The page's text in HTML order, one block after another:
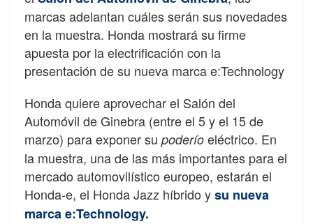
marcas adelantan cuáles serán sus novedades
en la muestra. Honda mostrará su firme
apuesta por la electrificación con la
presentación de su nueva marca e:Technology
Honda quiere aprovechar el Salón del
Automóvil de Ginebra (entre el 5 y el 15 de
marzo) para exponer su poderío eléctrico. En
la muestra, una de las más importantes para el
mercado automovilístico europeo, estarán el
Honda-e, el Honda Jazz híbrido ysu nueva
marca e:Technology.